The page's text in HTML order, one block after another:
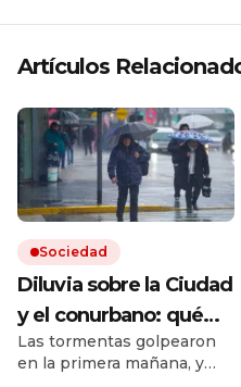
Artículos
Sociedad
Diluvia sobre la Ciudad
y el conurbano: qué
dice el pronóstico para
las próximas horas
Las tormentas golpearon
en la primera mañana, y